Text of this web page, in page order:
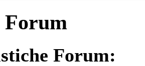
Forum: